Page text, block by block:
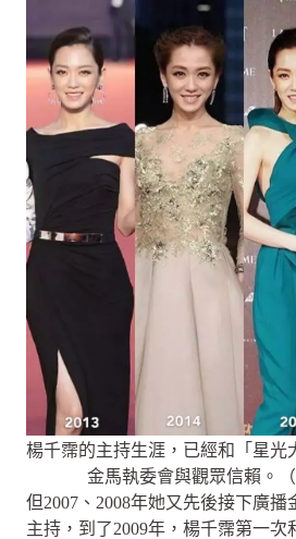
楊千霈的主持生涯，已經和「星光
金馬執委會與觀眾信賴。（
但2007、2008年她又先後接下廣
主持，到了2009年，楊千霈第一次